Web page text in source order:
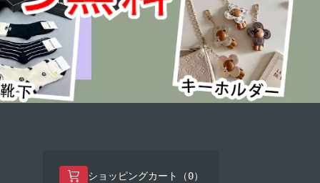
ショッピングカート（ 0）